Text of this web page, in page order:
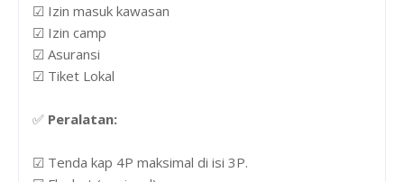
☑ Izin masuk kawasan
☑ Izin camp
☑ Asuransi
☑ Tiket Lokal
✅ Peralatan:
☑ Tenda kap 4P maksimal di isi 3P.